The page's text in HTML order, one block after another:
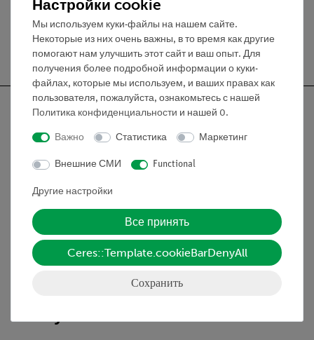
Бесплатная доставка от 300,- €
Информация
Контактное лицо
Условия сотрудничества
Обслуживание
Настройки cookie
Мы используем куки-файлы на нашем сайте.
Некоторые из них очень важны, в то время как другие
помогают нам улучшить этот сайт и ваш опыт. Для
получения более подробной информации о куки-
файлах, которые мы используем, и ваших правах как
пользователя, пожалуйста, ознакомьтесь с нашей
Политика конфиденциальности и нашей 0.
Важно Статистика Маркетинг
Внешние СМИ Functional
Другие настройки
Все принять
Ceres::Template.cookieBarDenyAll
Сохранить